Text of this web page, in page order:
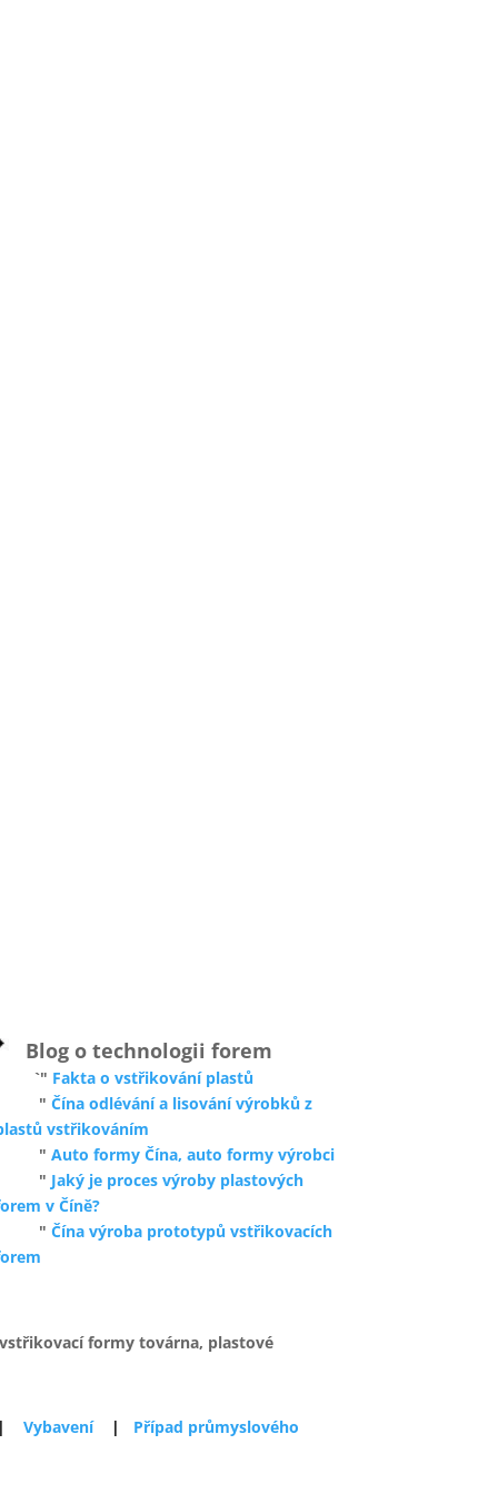
Blog o technologii forem
`" Fakta o vstřikování plastů
" Čína odlévání a lisování výrobků z
vstřikováním
" Auto formy Čína, auto formy výrobci
" Jaký je proces výroby plastových
v Číně?
" Čína výroba prototypů vstřikovacích
formy továrna, plastové
Vybavení | Případ průmyslového